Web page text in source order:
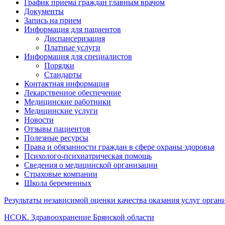
График приема граждан главным врачом
Документы
Запись на прием
Информация для пациентов
Диспансеризация
Платные услуги
Информация для специалистов
Порядки
Стандарты
Контактная информация
Лекарственное обеспечение
Медицинские работники
Медицинские услуги
Новости
Отзывы пациентов
Полезные ресурсы
Права и обязанности граждан в сфере охраны здоровья
Психолого-психиатрическая помощь
Сведения о медицинской организации
Страховые компании
Школа беременных
Результаты независимой оценки качества оказания услуг
НСОК. Здравоохранение Брянской области